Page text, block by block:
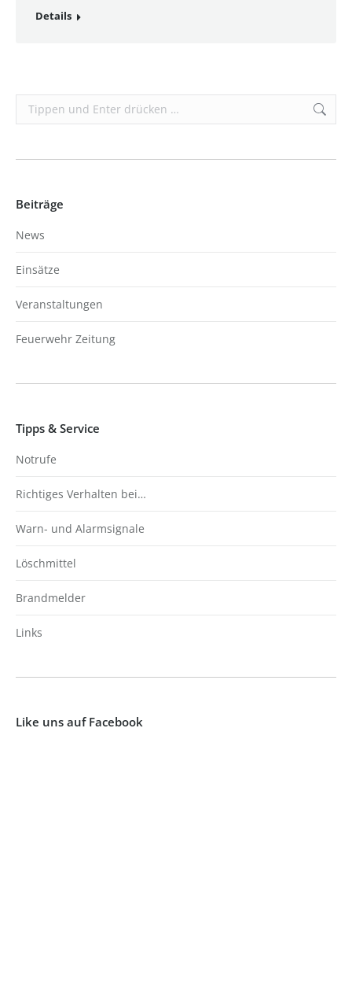
Details
Search:
Beiträge
News
Einsätze
Veranstaltungen
Feuerwehr Zeitung
Tipps & Service
Notrufe
Richtiges Verhalten bei…
Warn- und Alarmsignale
Löschmittel
Brandmelder
Links
Like uns auf Facebook